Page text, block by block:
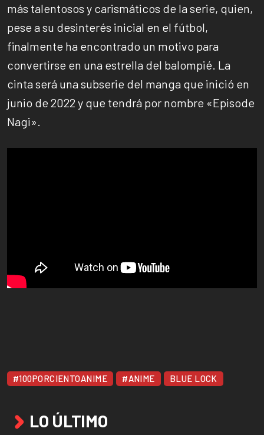
más talentosos y carismáticos de la serie, quien,
pese a su desinterés inicial en el fútbol,
finalmente ha encontrado un motivo para
convertirse en una estrella del balompié. La
cinta será una subserie del manga que inició en
junio de 2022 y que tendrá por nombre «Episode
Nagi».
#100PORCIENTOANIME #ANIME BLUE LOCK
LO ÚLTIMO